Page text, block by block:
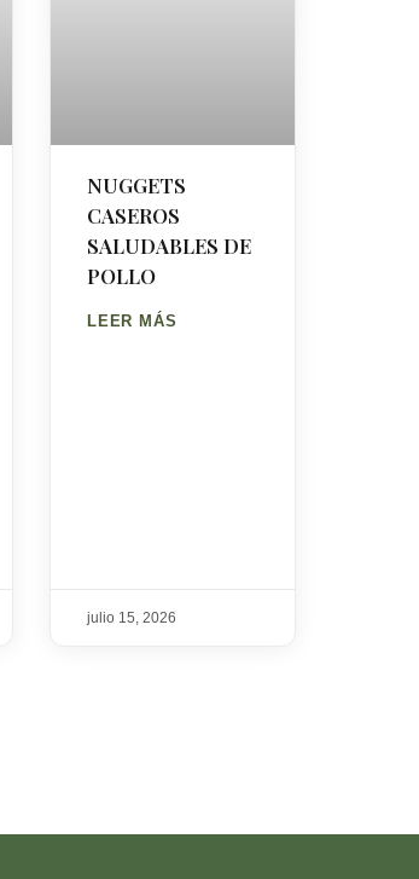
NUGGETS
CASEROS
SALUDABLES DE
POLLO
LEER MÁS
julio 15, 2026